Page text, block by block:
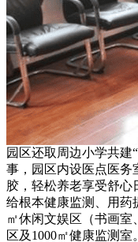
园区还取周边小学共建
事，园区内设医点医务
胶，轻松养老享受舒
给根本健康监测、用药
㎡休闲文娱区（书画室
区及1000㎡健康监测